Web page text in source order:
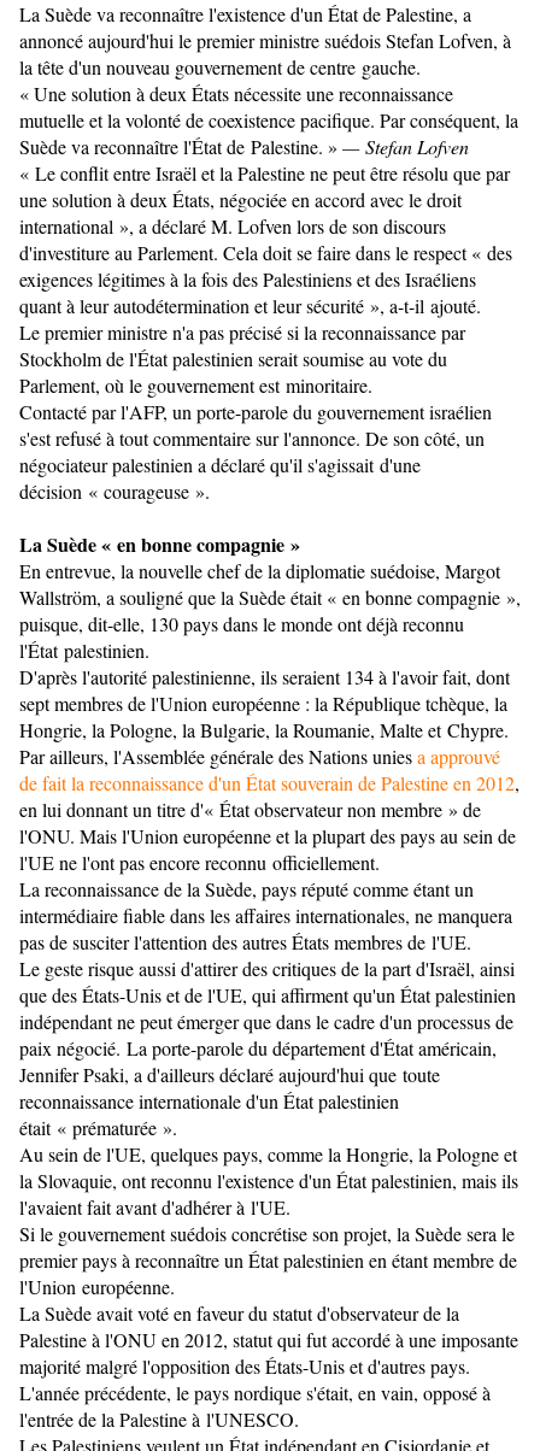
La Suède va reconnaître l'existence d'un État de Palestine, a
annoncé aujourd'hui le premier ministre suédois Stefan Lofven, à
la tête d'un nouveau gouvernement de centre gauche.
« Une solution à deux États nécessite une reconnaissance
mutuelle et la volonté de coexistence pacifique. Par conséquent, la
Suède va reconnaître l'État de Palestine. » — Stefan Lofven
« Le conflit entre Israël et la Palestine ne peut être résolu que par
une solution à deux États, négociée en accord avec le droit
international », a déclaré M. Lofven lors de son discours
d'investiture au Parlement. Cela doit se faire dans le respect « des
exigences légitimes à la fois des Palestiniens et des Israéliens
quant à leur autodétermination et leur sécurité », a-t-il ajouté.
Le premier ministre n'a pas précisé si la reconnaissance par
Stockholm de l'État palestinien serait soumise au vote du
Parlement, où le gouvernement est minoritaire.
Contacté par l'AFP, un porte-parole du gouvernement israélien
s'est refusé à tout commentaire sur l'annonce. De son côté, un
négociateur palestinien a déclaré qu'il s'agissait d'une
décision « courageuse ».
La Suède « en bonne compagnie »
En entrevue, la nouvelle chef de la diplomatie suédoise, Margot
Wallström, a souligné que la Suède était « en bonne compagnie »,
puisque, dit-elle, 130 pays dans le monde ont déjà reconnu
l'État palestinien.
D'après l'autorité palestinienne, ils seraient 134 à l'avoir fait, dont
sept membres de l'Union européenne : la République tchèque, la
Hongrie, la Pologne, la Bulgarie, la Roumanie, Malte et Chypre.
Par ailleurs, l'Assemblée générale des Nations uniesa approuvé
de fait la reconnaissance d'un État souverain de Palestine en 2012,
en lui donnant un titre d'« État observateur non membre » de
l'ONU. Mais l'Union européenne et la plupart des pays au sein de
l'UE ne l'ont pas encore reconnu officiellement.
La reconnaissance de la Suède, pays réputé comme étant un
intermédiaire fiable dans les affaires internationales, ne manquera
pas de susciter l'attention des autres États membres de l'UE.
Le geste risque aussi d'attirer des critiques de la part d'Israël, ainsi
que des États-Unis et de l'UE, qui affirment qu'un État palestinien
indépendant ne peut émerger que dans le cadre d'un processus de
paix négocié. La porte-parole du département d'État américain,
Jennifer Psaki, a d'ailleurs déclaré aujourd'hui que toute
reconnaissance internationale d'un État palestinien
était « prématurée ».
Au sein de l'UE, quelques pays, comme la Hongrie, la Pologne et
la Slovaquie, ont reconnu l'existence d'un État palestinien, mais ils
l'avaient fait avant d'adhérer à l'UE.
Si le gouvernement suédois concrétise son projet, la Suède sera le
premier pays à reconnaître un État palestinien en étant membre de
l'Union européenne.
La Suède avait voté en faveur du statut d'observateur de la
Palestine à l'ONU en 2012, statut qui fut accordé à une imposante
majorité malgré l'opposition des États-Unis et d'autres pays.
L'année précédente, le pays nordique s'était, en vain, opposé à
l'entrée de la Palestine à l'UNESCO.
Les Palestiniens veulent un État indépendant en Cisjordanie et